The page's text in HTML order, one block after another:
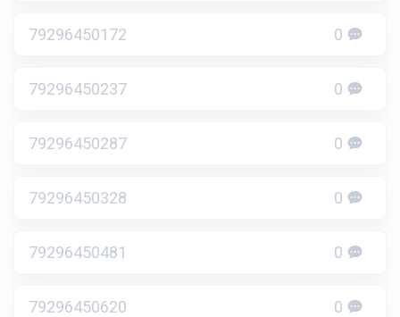
79296450172 0
79296450237 0
79296450287 0
79296450328 0
79296450481 0
79296450620 0